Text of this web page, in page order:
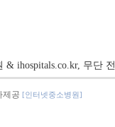
ihospitals.co.kr, 무단
제공 [인터넷중소병원]